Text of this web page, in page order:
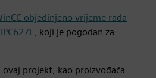
objedinjeno vrijeme rada
, koji je pogodan za
ovaj projekt, kao proizvođača